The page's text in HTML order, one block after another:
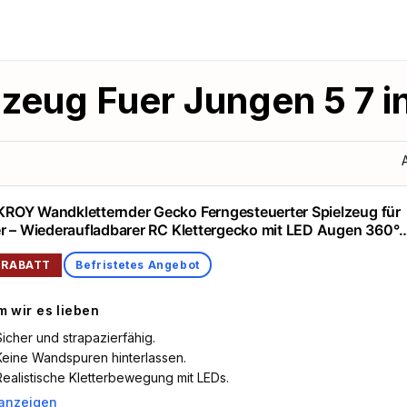
Fuer Jungen 5 7
Wandkletternder Gecko Ferngesteuerter Spielzeug für
– Wiederaufladbarer RC Klettergecko mit LED Augen 360°
Stoßfestes Geschenk für Jungen Mädchen ab 3 4 5 6 7 8
Befristetes Angebot
wir es lieben
und strapazierfähig.
Wandspuren hinterlassen.
Kletterbewegung mit LEDs.